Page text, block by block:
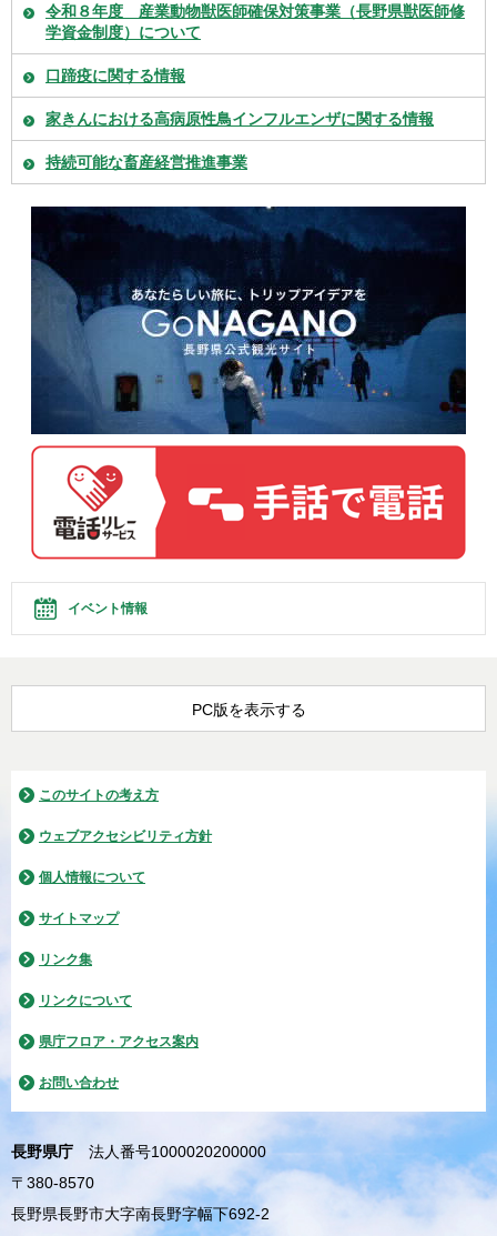
令和８年度 産業動物獣医師確保対策事業（長野県獣医師修
学資金制度）について
口蹄疫に関する情報
家きんにおける高病原性鳥インフルエンザに関する情報
持続可能な畜産経営推進事業
イベント情報
PC版を表示する
このサイトの考え方
ウェブアクセシビリティ方針
個人情報について
サイトマップ
リンク集
リンクについて
県庁フロア・アクセス案内
お問い合わせ
長野県庁
法人番号1000020200000
〒380-8570
長野県長野市大字南長野字幅下692-2